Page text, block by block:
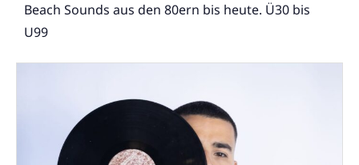
Beach Sounds aus den 80ern bis heute. Ü30 bis
U99